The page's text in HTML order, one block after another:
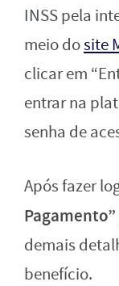
INSS pela
meio dosite
clicar em
entrar na
senha de
Após fazer
Pagamento”
demais
benefício.